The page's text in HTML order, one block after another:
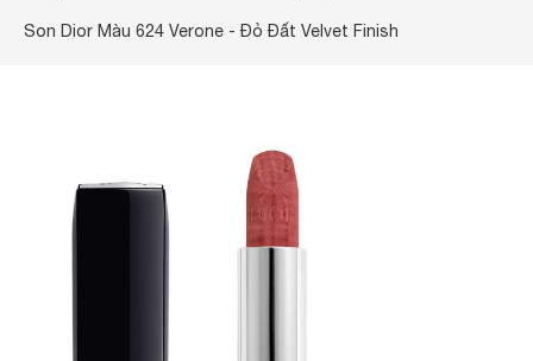
Son Dior Màu 624 Verone - Đỏ Đất Velvet Finish